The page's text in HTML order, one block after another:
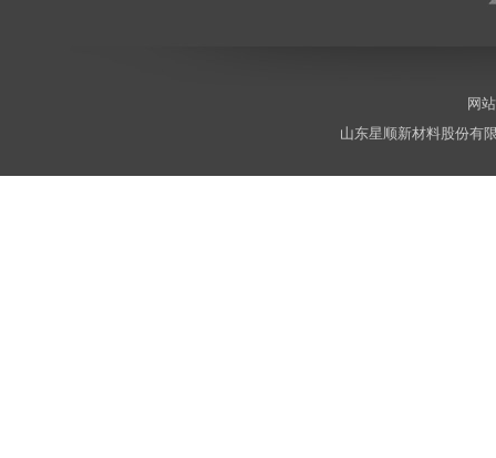
网
山东星顺新材料股份有